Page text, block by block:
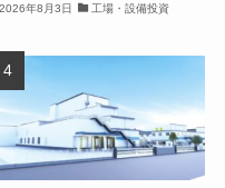
2026年8月3日 工場・設備投資